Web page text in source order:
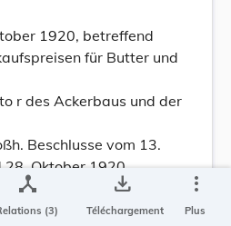
1920, betreffend
für Butter und
r des Ackerbaus und der
Beschlusse vom 13.
Oktober 1920,
von Richtpreisen für
device_hub
(3)
save_alt
Téléchargement
more_vert
Plus